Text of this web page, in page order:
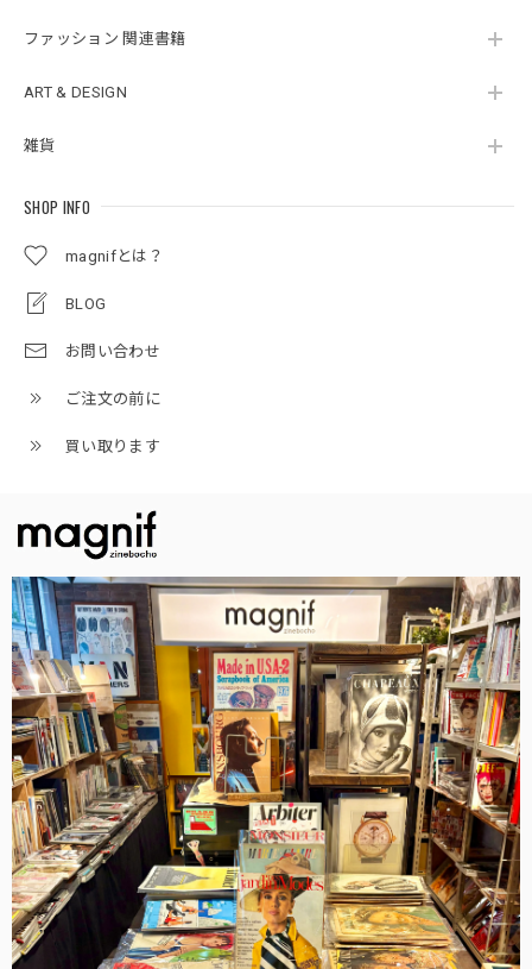
ファッション 関連書籍
ART & DESIGN
雑貨
SHOP INFO
magnifとは？
BLOG
お問い合わせ
ご注文の前に
買い取ります